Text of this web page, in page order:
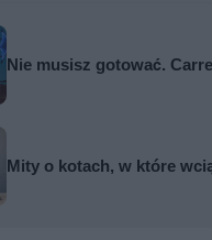
Nie musisz gotować.
Mity o kotach, w które